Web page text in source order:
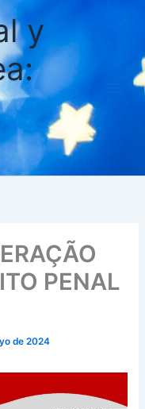
y
PENAL
de 2024